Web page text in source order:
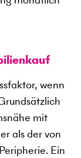
wenn
mit
als der von
Ein